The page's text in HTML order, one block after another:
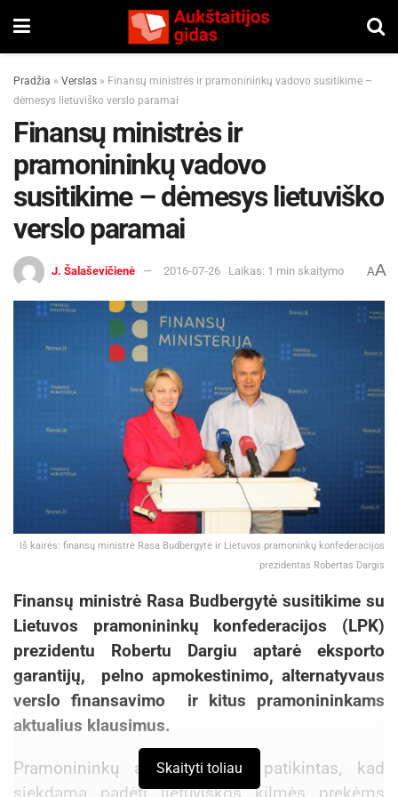
Pradžia » Verslas » Finansų ministrės ir pramonininkų vadovo susitikime –
dėmesys lietuviško verslo paramai
Finansų ministrės ir
pramonininkų vadovo
susitikime – dėmesys lietuviško
verslo paramai
J. Šalaševičienė 2016-07-26 Laikas: 1 min skaitymo AA
Iš kairės: finansų ministrė Rasa Budbergytė ir Lietuvos pramoninkų konfederacijos
prezidentas Robertas Dargis
Finansų ministrė Rasa Budbergytė susitikime su
Lietuvos pramonininkų konfederacijos (LPK)
prezidentu Robertu Dargiu aptarė eksporto
garantijų, pelno apmokestinimo, alternatyvaus
verslo finansavimo ir kitus pramonininkams
aktualius klausimus.
Pramonininkų atstovas buvo patikintas, kad
siekdama padėti lietuviškos kilmės prekėms
Skaityti toliau